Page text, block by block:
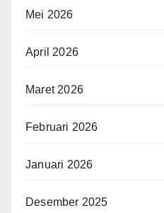
Mei 2026
April 2026
Maret 2026
Februari 2026
Januari 2026
Desember 2025